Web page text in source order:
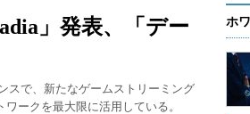
Database Expert
Linux ＆ OSS
」発表、「デー
スで、新たなゲームストリーミング
ークを最大限に活用している。
ホ